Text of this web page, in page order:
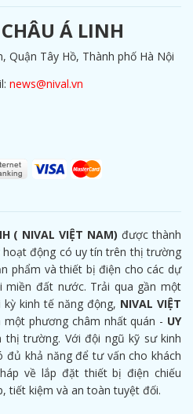
Á LINH
Quận Tây Hồ, Thành phố Hà Nội
news@nival.vn
( NIVAL VIỆT NAM) được thành
động có uy tín trên thị trường
phẩm và thiết bị điện cho các dự
miền đất nước. Trải qua gần một
kinh tế năng động, NIVAL VIỆT
một phương châm nhất quán - UY
thị trường. Với đội ngũ kỹ sư kinh
đủ khả năng để tư vấn cho khách
về lắp đặt thiết bị điện chiếu
tiết kiệm và an toàn tuyệt đối.